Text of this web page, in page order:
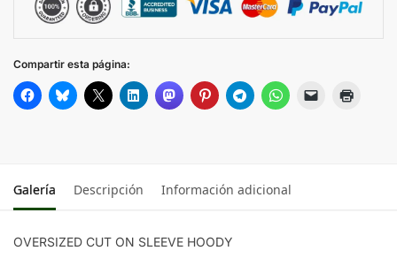
Compartir esta página:
Galería Descripción Información adicional
OVERSIZED CUT ON SLEEVE HOODY